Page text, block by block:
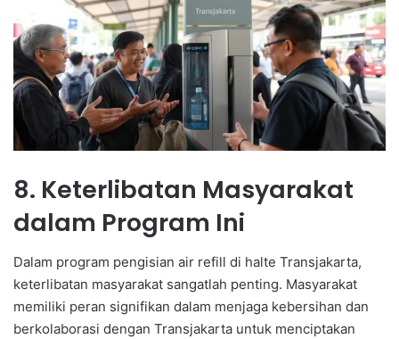
8. Keterlibatan Masyarakat
dalam Program Ini
Dalam program pengisian air refill di halte Transjakarta,
keterlibatan masyarakat sangatlah penting. Masyarakat
memiliki peran signifikan dalam menjaga kebersihan dan
berkolaborasi dengan Transjakarta untuk menciptakan